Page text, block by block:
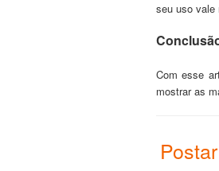
seu uso vale
Com esse
mostrar as